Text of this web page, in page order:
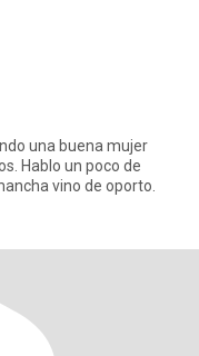
una buena mujer
Hablo un poco de
vino de oporto.